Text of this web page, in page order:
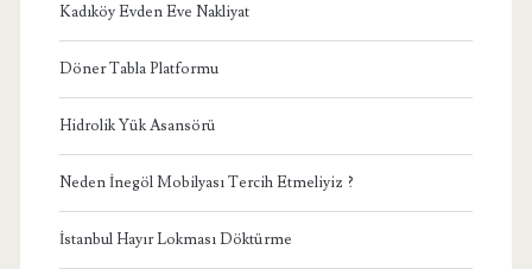
Kadıköy Evden Eve Nakliyat
Döner Tabla Platformu
Hidrolik Yük Asansörü
Neden İnegöl Mobilyası Tercih Etmeliyiz ?
İstanbul Hayır Lokması Döktürme